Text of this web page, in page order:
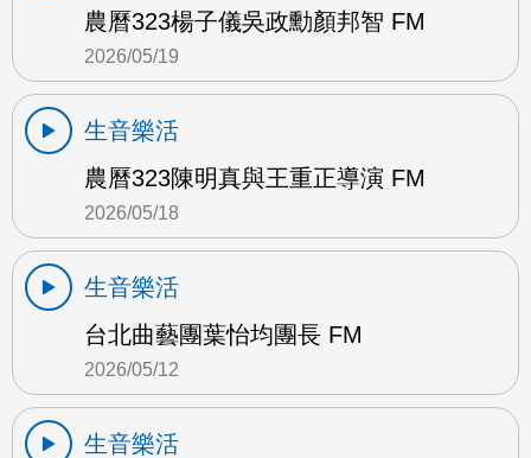
農曆323楊子儀吳政勳顏邦智 FM
2026/05/19
生音樂活
農曆323陳明真與王重正導演 FM
2026/05/18
生音樂活
台北曲藝團葉怡均團長 FM
2026/05/12
生音樂活